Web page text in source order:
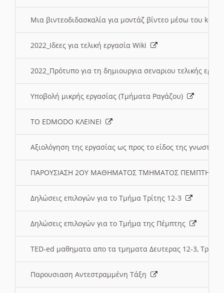
Μια βιντεοδιδασκαλία για μοντάζ βίντεο μέσω του
2022_Ιδεες για τελική εργασία Wiki
2022_Πρότυπο για τη δημιουργια σεναριου τελικής
Υποβολή μικρής εργασίας (Τμήματα Ραγάζου)
ΤΟ EDMODO ΚΛΕΙΝΕΙ
Αξιολόγηση της εργασίας ως προς το είδος της
ΠΑΡΟΥΣΙΑΣΗ 2ΟΥ ΜΑΘΗΜΑΤΟΣ ΤΜΗΜΑΤΟΣ
Δηλώσεις επιλογών για το Τμήμα Τρίτης 12-3
Δηλώσεις επιλογών για το Τμήμα της Πέμπτης
TED-ed μαθηματα απο τα τμηματα Δευτερας 12-3,
Παρουσιαση Αντεστραμμένη Τάξη